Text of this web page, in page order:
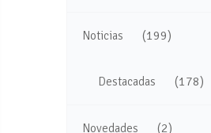
Noticias (199)
Destacadas (178)
Novedades (2)